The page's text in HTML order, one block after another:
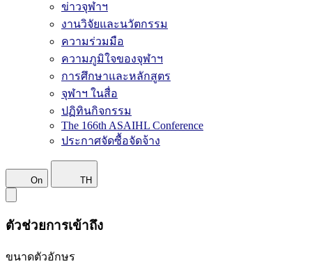
ข่าวจุฬาฯ
งานวิจัยและนวัตกรรม
ความร่วมมือ
ความภูมิใจของจุฬาฯ
การศึกษาและหลักสูตร
จุฬาฯ ในสื่อ
ปฏิทินกิจกรรม
The 166th ASAIHL Conference
ประกาศจัดซื้อจัดจ้าง
On TH
ตัวช่วยการเข้าถึง
ขนาดตัวอักษร